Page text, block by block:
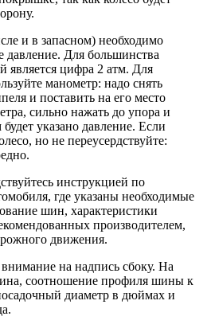
и в запасном) необходимо
давление. Для большинства
является цифра 2 атм. Для
манометр: надо снять
и поставить на его место
сильно нажать до упора и
указано давление. Если
но не переусердствуйте:
инструкцией по
где указаны необходимые
шин, характеристики
производителем,
движения.
на надпись сбоку. На
соотношение профиля шины к
диаметр в дюймах и